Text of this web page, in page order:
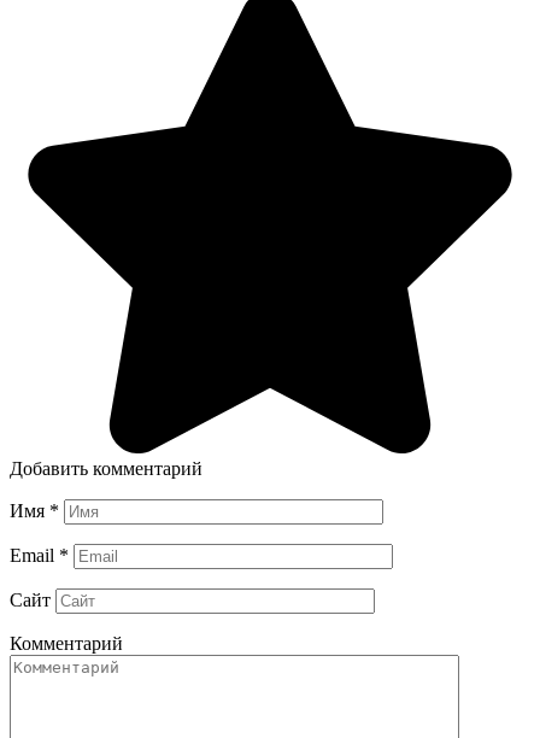
Добавить комментарий
Имя *
Email *
Сайт
Комментарий